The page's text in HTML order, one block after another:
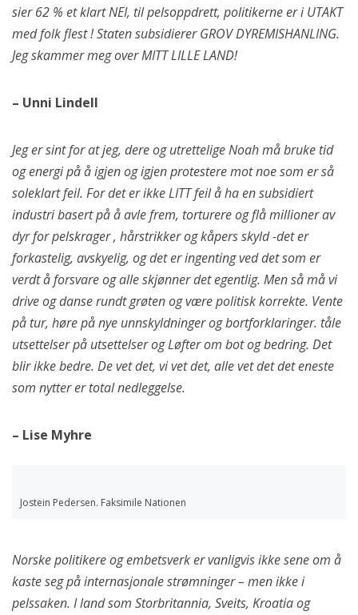
sier 62 % et klart NEI, til pelsoppdrett, politikerne er i UTAKT
med folk flest ! Staten subsidierer GROV DYREMISHANLING.
Jeg skammer meg over MITT LILLE LAND!
– Unni Lindell
Jeg er sint for at jeg, dere og utrettelige Noah må bruke tid
og energi på å igjen og igjen protestere mot noe som er så
soleklart feil. For det er ikke LITT feil å ha en subsidiert
industri basert på å avle frem, torturere og flå millioner av
dyr for pelskrager , hårstrikker og kåpers skyld -det er
forkastelig, avskyelig, og det er ingenting ved det som er
verdt å forsvare og alle skjønner det egentlig. Men så må vi
drive og danse rundt grøten og være politisk korrekte. Vente
på tur, høre på nye unnskyldninger og bortforklaringer. tåle
utsettelser på utsettelser og Løfter om bot og bedring. Det
blir ikke bedre. De vet det, vi vet det, alle vet det det eneste
som nytter er total nedleggelse.
– Lise Myhre
Jostein Pedersen. Faksimile Nationen
Norske politikere og embetsverk er vanligvis ikke sene om å
kaste seg på internasjonale strømninger – men ikke i
pelssaken. I land som Storbritannia, Sveits, Kroatia og